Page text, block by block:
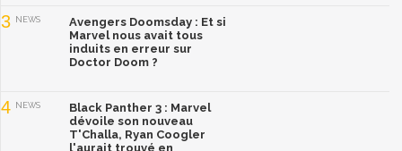
3 NEWS
Avengers Doomsday : Et si
Marvel nous avait tous
induits en erreur sur
Doctor Doom ?
4 NEWS
Black Panther 3 : Marvel
dévoile son nouveau
T'Challa, Ryan Coogler
l'aurait trouvé en